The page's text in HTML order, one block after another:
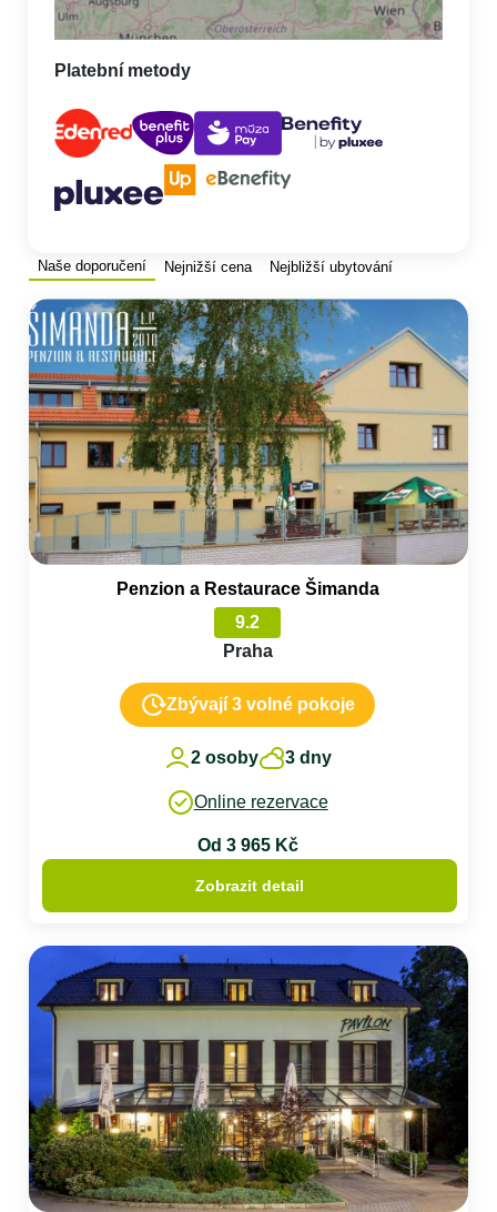
Platební metody
Naše doporučení Nejnižší cena Nejbližší ubytování
Penzion a Restaurace Šimanda
9.2
Praha
Zbývají 3 volné pokoje
2 osoby 3 dny
Online rezervace
Od 3 965 Kč
Zobrazit detail